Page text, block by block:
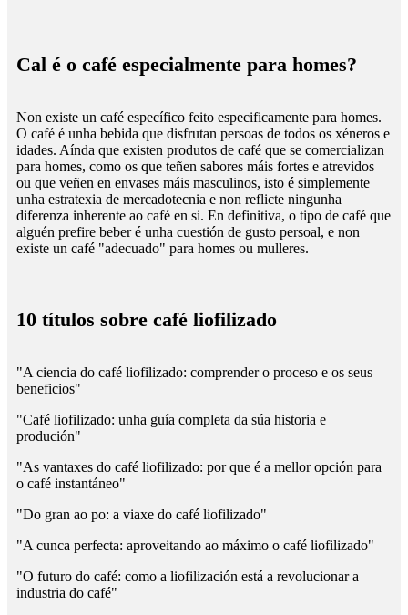
Cal é o café especialmente para homes?
Non existe un café específico feito especificamente para homes.
O café é unha bebida que disfrutan persoas de todos os xéneros e
idades. Aínda que existen produtos de café que se comercializan
para homes, como os que teñen sabores máis fortes e atrevidos
ou que veñen en envases máis masculinos, isto é simplemente
unha estratexia de mercadotecnia e non reflicte ningunha
diferenza inherente ao café en si. En definitiva, o tipo de café que
alguén prefire beber é unha cuestión de gusto persoal, e non
existe un café "adecuado" para homes ou mulleres.
10 títulos sobre café liofilizado
"A ciencia do café liofilizado: comprender o proceso e os seus
beneficios"
"Café liofilizado: unha guía completa da súa historia e
produción"
"As vantaxes do café liofilizado: por que é a mellor opción para
o café instantáneo"
"Do gran ao po: a viaxe do café liofilizado"
"A cunca perfecta: aproveitando ao máximo o café liofilizado"
"O futuro do café: como a liofilización está a revolucionar a
industria do café"